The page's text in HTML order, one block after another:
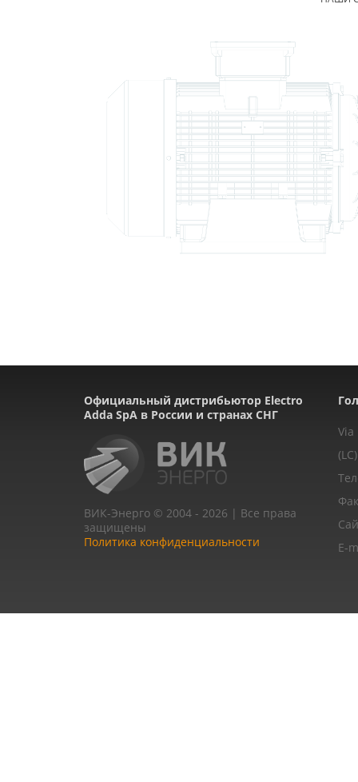
Официальный дистрибьютор Electro
Adda SpA в России и странах СНГ
ВИК-Энерго © 2004 - 2026 | Все права
защищены
Политика конфиденциальности
Via
E-